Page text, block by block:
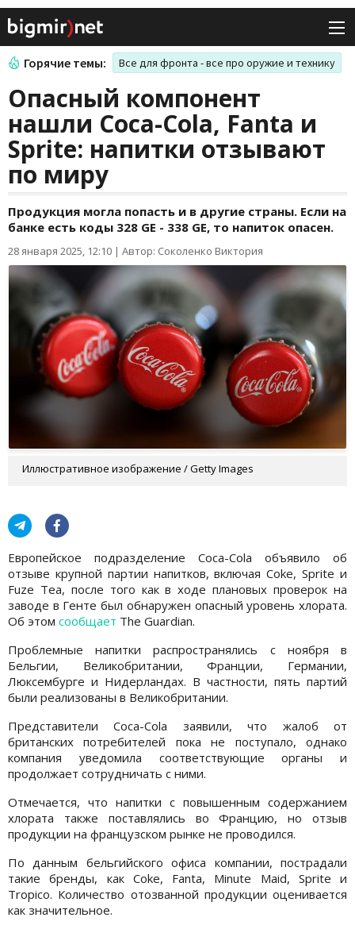
Горячие темы: Все для фронта - все про оружие и технику
Опасный компонент
нашли Coca-Cola, Fanta и
Sprite: напитки отзывают
по миру
Продукция могла попасть и в другие страны. Если на
банке есть коды 328 GE - 338 GE, то напиток опасен.
28 января 2025, 12:10 | Автор: Соколенко Виктория
Иллюстративное изображение / Getty Images
Европейское подразделение Coca-Cola объявило об
отзыве крупной партии напитков, включая Coke, Sprite и
Fuze Tea, после того как в ходе плановых проверок на
заводе в Генте был обнаружен опасный уровень хлората.
Об этом сообщает The Guardian.
Проблемные напитки распространялись с ноября в
Бельгии, Великобритании, Франции, Германии,
Люксембурге и Нидерландах. В частности, пять партий
были реализованы в Великобритании.
Представители Coca-Cola заявили, что жалоб от
британских потребителей пока не поступало, однако
компания уведомила соответствующие органы и
продолжает сотрудничать с ними.
Отмечается, что напитки с повышенным содержанием
хлората также поставлялись во Францию, но отзыв
продукции на французском рынке не проводился.
По данным бельгийского офиса компании, пострадали
такие бренды, как Coke, Fanta, Minute Maid, Sprite и
Tropico. Количество отозванной продукции оценивается
как значительное.